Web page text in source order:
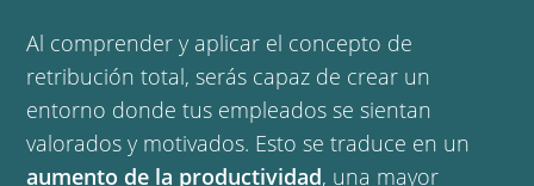
Al comprender y aplicar el concepto de
retribución total, serás capaz de crear un
entorno donde tus empleados se sientan
valorados y motivados. Esto se traduce en un
aumento de la productividad, una mayor